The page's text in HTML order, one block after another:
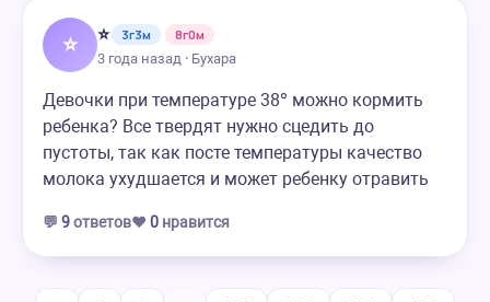
⭐ ⭐ 3г3м
8г0м
3 года назад · Бухара
Девочки при температуре 38° можно кормить
ребенка? Все твердят нужно сцедить до
пустоты, так как посте температуры качество
молока ухудшается и может ребенку отравить
💬 9ответов❤️ 0 нравится